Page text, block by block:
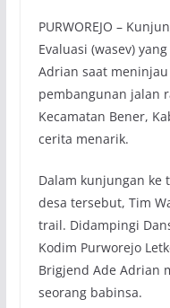
PURWOREJO –
Evaluasi (wasev)
Adrian saat
pembangunan jalan
Kecamatan Bener,
cerita menarik.
Dalam kunjungan ke
desa tersebut, Tim
trail. Didampingi
Kodim Purworejo
Brigjend Ade Adrian
seorang babinsa.